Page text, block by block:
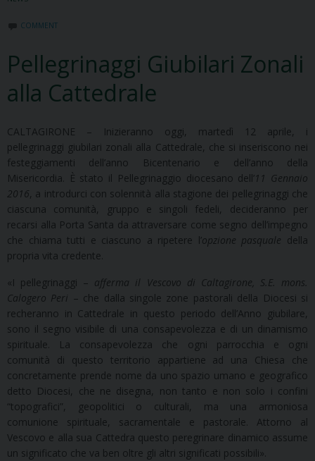
COMMENT
Pellegrinaggi Giubilari Zonali
alla Cattedrale
CALTAGIRONE – Inizieranno oggi, martedì 12 aprile, i
pellegrinaggi giubilari zonali alla Cattedrale, che si inseriscono nei
festeggiamenti dell’anno Bicentenario e dell’anno della
Misericordia. È stato il Pellegrinaggio diocesano dell’11 Gennaio
2016, a introdurci con solennità alla stagione dei pellegrinaggi che
ciascuna comunità, gruppo e singoli fedeli, decideranno per
recarsi alla Porta Santa da attraversare come segno dell’impegno
che chiama tutti e ciascuno a ripetere l’opzione pasquale della
propria vita credente.
«I pellegrinaggi – afferma il Vescovo di Caltagirone, S.E. mons.
Calogero Peri – che dalla singole zone pastorali della Diocesi si
recheranno in Cattedrale in questo periodo dell’Anno giubilare,
sono il segno visibile di una consapevolezza e di un dinamismo
spirituale. La consapevolezza che ogni parrocchia e ogni
comunità di questo territorio appartiene ad una Chiesa che
concretamente prende nome da uno spazio umano e geografico
detto Diocesi, che ne disegna, non tanto e non solo i confini
“topografici”, geopolitici o culturali, ma una armoniosa
comunione spirituale, sacramentale e pastorale. Attorno al
Vescovo e alla sua Cattedra questo peregrinare dinamico assume
un significato che va ben oltre gli altri significati possibili».